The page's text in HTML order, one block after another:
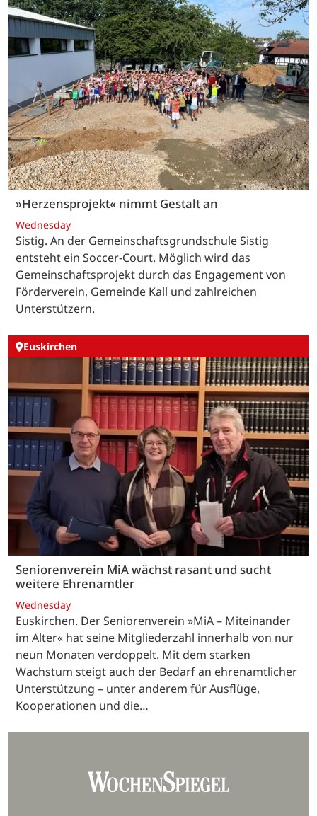
»Herzensprojekt« nimmt Gestalt an
Wednesday
Sistig. An der Gemeinschaftsgrundschule Sistig
entsteht ein Soccer-Court. Möglich wird das
Gemeinschaftsprojekt durch das Engagement von
Förderverein, Gemeinde Kall und zahlreichen
Unterstützern.
Euskirchen
Seniorenverein MiA wächst rasant und sucht
weitere Ehrenamtler
Wednesday
Euskirchen. Der Seniorenverein »MiA – Miteinander
im Alter« hat seine Mitgliederzahl innerhalb von nur
neun Monaten verdoppelt. Mit dem starken
Wachstum steigt auch der Bedarf an ehrenamtlicher
Unterstützung – unter anderem für Ausflüge,
Kooperationen und die…